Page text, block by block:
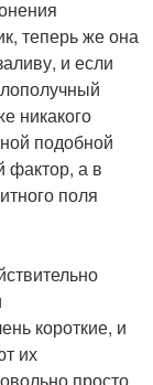
теперь же она
и если
никакого
подобной
фактор, а в
поля
короткие, и
их
просто.